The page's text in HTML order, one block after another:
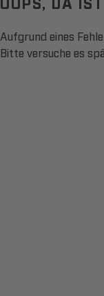
Aufgrund eines
Bitte versuche es